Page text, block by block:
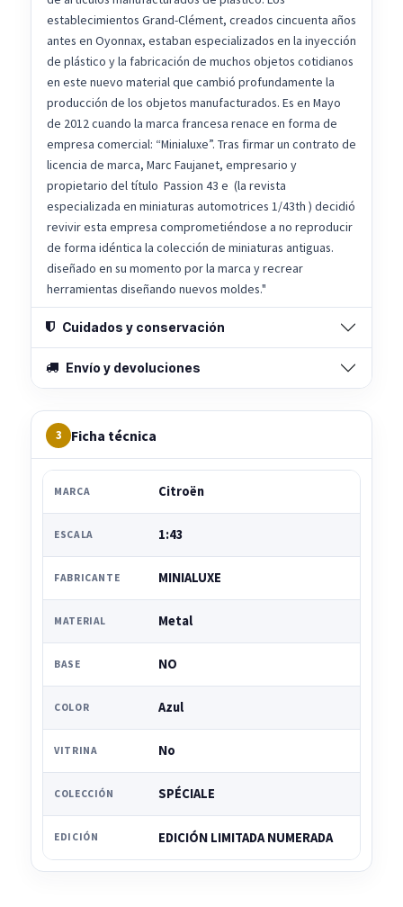
establecimientos Grand-Clément, creados cincuenta años
antes en Oyonnax, estaban especializados en la inyección
de plástico y la fabricación de muchos objetos cotidianos
en este nuevo material que cambió profundamente la
producción de los objetos manufacturados. Es en Mayo
de 2012 cuando la marca francesa renace en forma de
empresa comercial: “Minialuxe”. Tras firmar un contrato de
licencia de marca, Marc Faujanet, empresario y
propietario del título Passion 43 e (la revista
especializada en miniaturas automotrices 1/43th ) decidió
revivir esta empresa comprometiéndose a no reproducir
de forma idéntica la colección de miniaturas antiguas.
diseñado en su momento por la marca y recrear
herramientas diseñando nuevos moldes."
Cuidados y conservación
Envío y devoluciones
3 Ficha técnica
MARCA Citroën
ESCALA 1:43
FABRICANTE MINIALUXE
MATERIAL Metal
BASE NO
COLOR Azul
VITRINA No
COLECCIÓN SPÉCIALE
EDICIÓN EDICIÓN LIMITADA NUMERADA